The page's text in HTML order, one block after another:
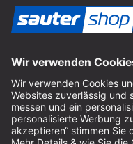
Hilfe
Hinweise zur Verpackung
Liefer- & Versandkosten
Zahlung & Steuer
Kontaktformular